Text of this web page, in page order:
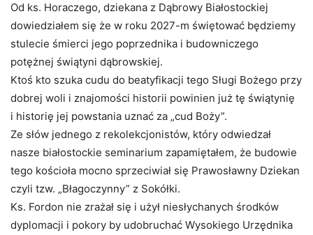
Od ks. Horaczego, dziekana z Dąbrowy Białostockiej
dowiedziałem się że w roku 2027-m świętować będziemy
stulecie śmierci jego poprzednika i budowniczego
potężnej świątyni dąbrowskiej.
Ktoś kto szuka cudu do beatyfikacji tego Sługi Bożego przy
dobrej woli i znajomości historii powinien już tę świątynię
i historię jej powstania uznać za „cud Boży”.
Ze słów jednego z rekolekcjonistów, który odwiedzał
nasze białostockie seminarium zapamiętałem, że budowie
tego kościoła mocno sprzeciwiał się Prawosławny Dziekan
czyli tzw. „Błagoczynny” z Sokółki.
Ks. Fordon nie zrażał się i użył niesłychanych środków
dyplomacji i pokory by udobruchać Wysokiego Urzędnika